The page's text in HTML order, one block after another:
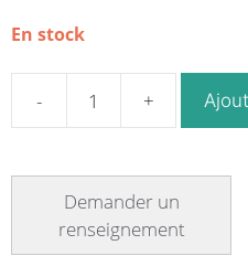
En stock
quantité
pâtisserie
simple